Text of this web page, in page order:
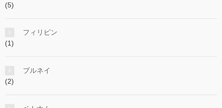
(5)
フィリピン
(1)
ブルネイ
(2)